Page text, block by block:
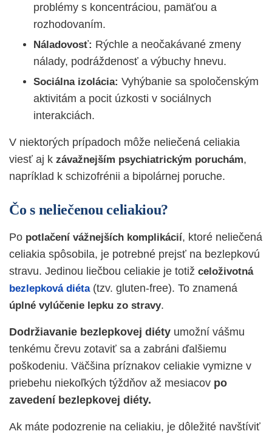
problémy s koncentráciou, pamäťou a
rozhodovaním.
Náladovosť: Rýchle a neočakávané zmeny
nálady, podráždenosť a výbuchy hnevu.
Sociálna izolácia: Vyhýbanie sa spoločenským
aktivitám a pocit úzkosti v sociálnych
interakciách.
V niektorých prípadoch môže neliečená celiakia
viesť aj k závažnejším psychiatrickým poruchám,
napríklad k schizofrénii a bipolárnej poruche.
Čo s neliečenou celiakiou?
Po potlačení vážnejších komplikácií, ktoré neliečená
celiakia spôsobila, je potrebné prejsť na bezlepkovú
stravu. Jedinou liečbou celiakie je totiž celoživotná
bezlepková diéta(tzv. gluten-free). To znamená
úplné vylúčenie lepku zo stravy.
Dodržiavanie bezlepkovej diéty umožní vášmu
tenkému črevu zotaviť sa a zabráni ďalšiemu
poškodeniu. Väčšina príznakov celiakie vymizne v
priebehu niekoľkých týždňov až mesiacov po
zavedení bezlepkovej diéty.
Ak máte podozrenie na celiakiu, je dôležité navštíviť